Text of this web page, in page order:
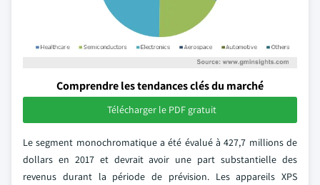
Comprendre les tendances clés du marché
Télécharger le PDF gratuit
Le segment monochromatique a été évalué à 427,7 millions de
dollars en 2017 et devrait avoir une part substantielle des
revenus durant la période de prévision. Les appareils XPS